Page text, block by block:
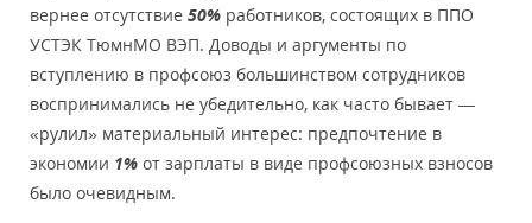
вернее отсутствие 50% работников, состоящих в ППО
УСТЭК ТюмнМО ВЭП. Доводы и аргументы по
вступлению в профсоюз большинством сотрудников
воспринимались не убедительно, как часто бывает —
«рулил» материальный интерес: предпочтение в
экономии 1% от зарплаты в виде профсоюзных взносов
было очевидным.